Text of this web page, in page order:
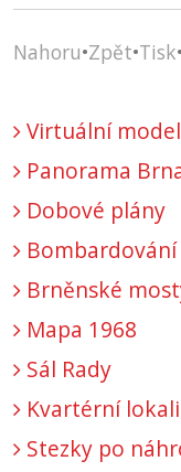
Nahoru•Zpět•Tisk•
Virtuální
Panorama
Dobové plány
Bombardování
Brněnské
Mapa 1968
Sál Rady
Kvartérní
Stezky po